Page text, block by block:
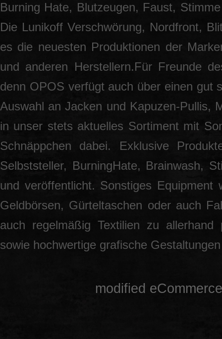
Burning Hate, Blutzeugen, Faust,
Die Lunikoff Verschwörung, Nordfront,
es die neuesten Produktionen der
und anderen Herstellern.Für Freunde
denn OPOS verfügt auch über einen gut
Auswahl an Jacken und Kapuzen-Pullis,
in unser stets aktuelles Sortiment mit
Schnäppchen dabei. Exklusive
Selbststeller, BurningHate, Brainwash,
und veröffentlicht. Sonstiges Equipment
Geldbörsen, Gürteltaschen oder auch
auch regelmäßig Textilien zu allerhand
sowie hochwertige grafische
mod ified